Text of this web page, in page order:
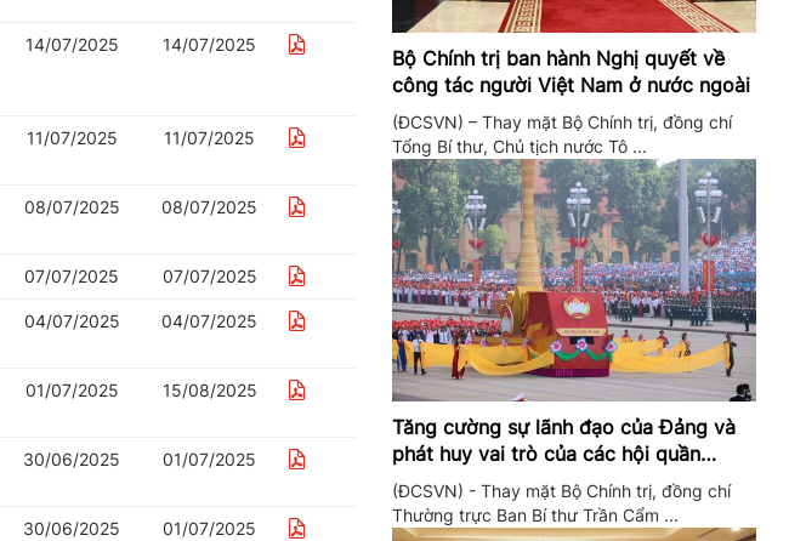
14/07/2025 14/07/2025
11/07/2025 11/07/2025
08/07/2025 08/07/2025
07/07/2025 07/07/2025
04/07/2025 04/07/2025
01/07/2025 15/08/2025
30/06/2025 01/07/2025
30/06/2025 01/07/2025
Bộ Chính trị ban hành Nghị quyết về
công tác người Việt Nam ở nước ngoài
(ĐCSVN) – Thay mặt Bộ Chính trị, đồng chí
Tổng Bí thư, Chủ tịch nước Tô ...
Tăng cường sự lãnh đạo của Đảng và
phát huy vai trò của các hội quần
chúng trong giai đoạn phát triển mới
(ĐCSVN) - Thay mặt Bộ Chính trị, đồng chí
Thường trực Ban Bí thư Trần Cẩm ...